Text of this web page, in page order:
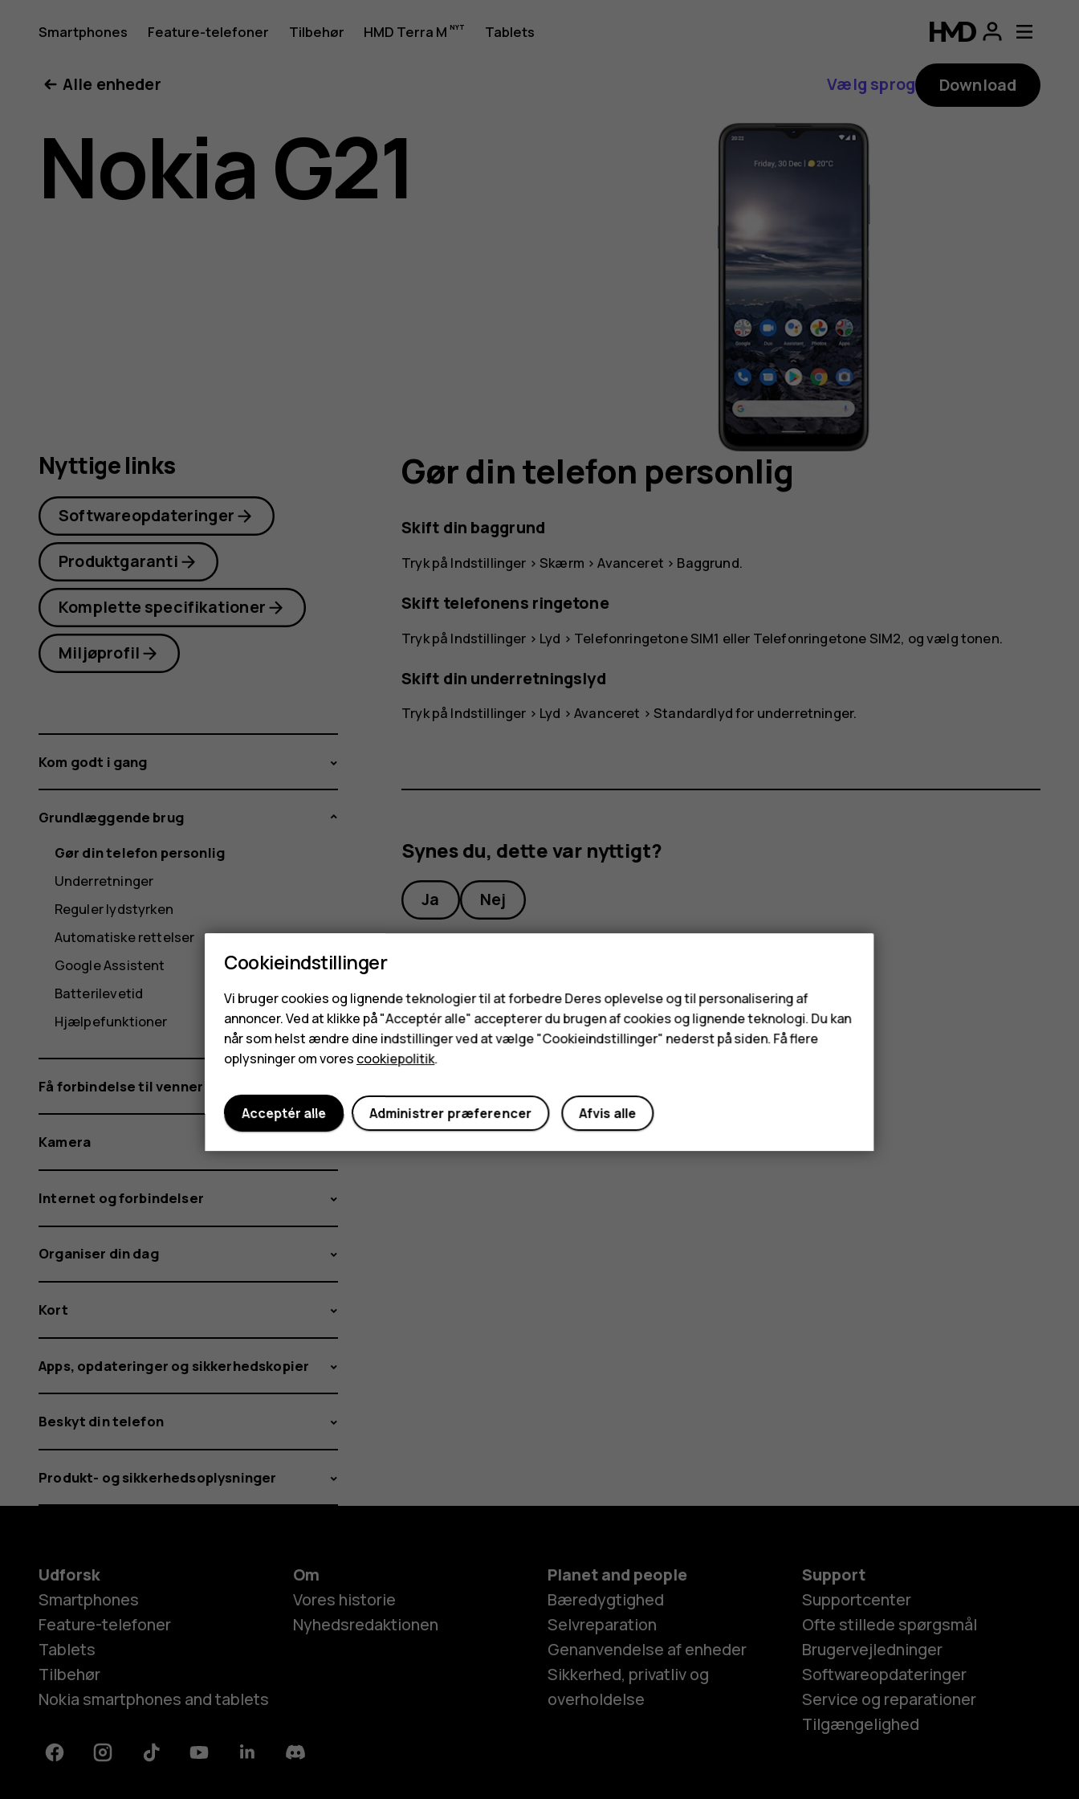
Brugervejledning
til
Nokia
Smartphones Feature-telefoner Tilbehør HMD Terra M Tablets
Alle enheder
Vælg sprog Download
Nokia G21
Gør din telefon personlig
Skift din baggrund
Tryk på Indstillinger > Skærm >Avanceret > Baggrund.
Skift telefonens ringetone
Tryk på Indstillinger > Lyd > Telefonringetone SIM1 eller Telefonringetone SIM2, og vælg tonen.
Skift din underretningslyd
Tryk på Indstillinger > Lyd >Avanceret > Standardlyd for underretninger.
Synes du, dette var nyttigt?
Ja Nej
Nyttige links
Softwareopdateringer
Produktgaranti
Komplette specifikationer
Miljøprofil
Kom godt i gang
Grundlæggende brug
Gør din telefon personlig
Underretninger
Reguler lydstyrken
Automatiske rettelser
Google Assistent
Batterilevetid
Hjælpefunktioner
Få forbindelse til venner og familie
Kamera
Internet og forbindelser
Organiser din dag
Kort
Apps, opdateringer og sikkerhedskopier
Beskyt din telefon
Produkt- og sikkerhedsoplysninger
Udforsk
Smartphones
Feature-telefoner
Tablets
Tilbehør
Nokia smartphones and tablets
Om
Vores historie
Nyhedsredaktionen
Planet and people
Bæredygtighed
Selvreparation
Genanvendelse af enheder
Sikkerhed, privatliv og
overholdelse
Support
Supportcenter
Ofte stillede spørgsmål
Brugervejledninger
Softwareopdateringer
Service og reparationer
Tilgængelighed
FacebookInstagramTiktok YoutubeLinkedinDiscord
Cookieindstillinger
Vi bruger cookies og lignende teknologier til at forbedre Deres oplevelse og til personalisering af
annoncer. Ved at klikke på "Acceptér alle" accepterer du brugen af cookies og lignende teknologi. Du kan
når som helst ændre dine indstillinger ved at vælge "Cookieindstillinger" nederst på siden. Få flere
oplysninger om vores cookiepolitik.
Afvis alle
Administrer præferencer
Acceptér alle